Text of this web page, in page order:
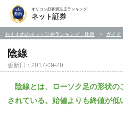
オリコン顧客満足度ランキング
ネット証券
おすすめのネット証券ランキング・比較 ガイド
陰線
更新日：2017-09-20
陰線とは、ローソク足の形状の
されている。始値よりも終値が低